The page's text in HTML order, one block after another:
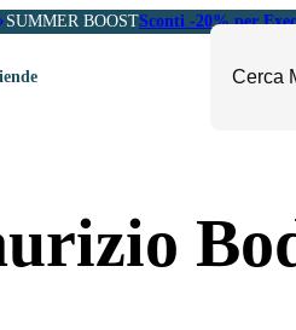
SUMMER BOOSTSconti -20% per
e Soft Skills